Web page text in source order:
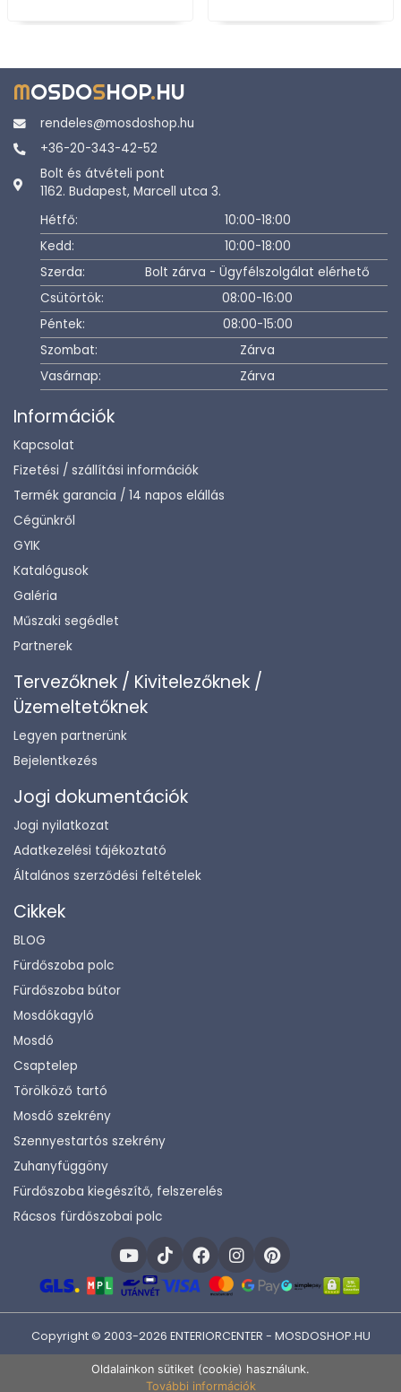
MOSDOSHOP.HU
rendeles@mosdoshop.hu
+36-20-343-42-52
Bolt és átvételi pont
1162. Budapest, Marcell utca 3.
Hétfő:
10:00-18:00
Kedd:
10:00-18:00
Szerda:
Bolt zárva - Ügyfélszolgálat elérhető
Csütörtök:
08:00-16:00
Péntek:
08:00-15:00
Szombat:
Zárva
Vasárnap:
Zárva
Információk
Kapcsolat
Fizetési / szállítási információk
Termék garancia / 14 napos elállás
Cégünkről
GYIK
Katalógusok
Galéria
Műszaki segédlet
Partnerek
Tervezőknek / Kivitelezőknek /
Üzemeltetőknek
Legyen partnerünk
Bejelentkezés
Jogi dokumentációk
Jogi nyilatkozat
Adatkezelési tájékoztató
Általános szerződési feltételek
Cikkek
BLOG
Fürdőszoba polc
Fürdőszoba bútor
Mosdókagyló
Mosdó
Csaptelep
Törölköző tartó
Mosdó szekrény
Szennyestartós szekrény
Zuhanyfüggöny
Fürdőszoba kiegészítő, felszerelés
Rácsos fürdőszobai polc
Copyright © 2003-2026 ENTERIORCENTER - MOSDOSHOP.HU
Oldalainkon sütiket (cookie) használunk.
További információk